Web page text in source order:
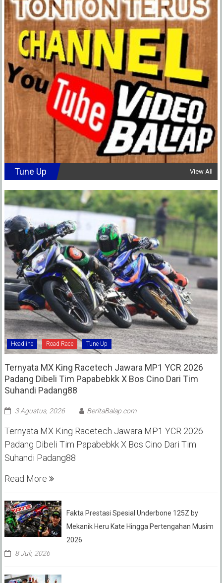
Tune Up View All
Headline Road Race Tune Up
Ternyata MX King Racetech Jawara MP1 YCR 2026
Padang Dibeli Tim Papabebkk X Bos Cino Dari Tim
Suhandi Padang88
3 Agustus, 2026 BeritaBalap.com
Ternyata MX King Racetech Jawara MP1 YCR 2026
Padang Dibeli Tim Papabebkk X Bos Cino Dari Tim
Suhandi Padang88
Read More
Fakta Prestasi Spesial Underbone 125Z by
Mekanik Heru Kate Hingga Pertengahan Musim
2026
8 Juli, 2026